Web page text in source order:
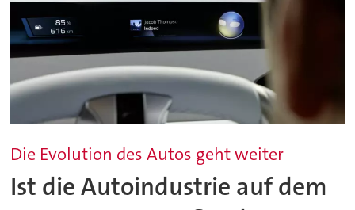
Die Evolution des Autos geht weiter
Ist die Autoindustrie auf dem